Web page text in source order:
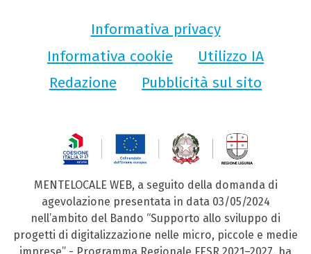
Informativa privacy
Informativa cookie
Utilizzo IA
Redazione
Pubblicità sul sito
MENTELOCALE WEB, a seguito della domanda di
agevolazione presentata in data 03/05/2024
nell’ambito del Bando “Supporto allo sviluppo di
progetti di digitalizzazione nelle micro, piccole e medie